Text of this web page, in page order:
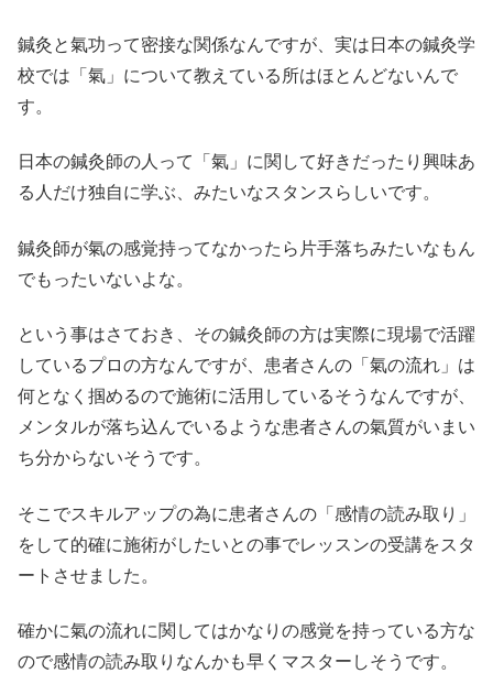
鍼灸と氣功って密接な関係なんですが、実は日本の鍼灸学
校では「氣」について教えている所はほとんどないんで
す。
日本の鍼灸師の人って「氣」に関して好きだったり興味あ
る人だけ独自に学ぶ、みたいなスタンスらしいです。
鍼灸師が氣の感覚持ってなかったら片手落ちみたいなもん
でもったいないよな。
という事はさておき、その鍼灸師の方は実際に現場で活躍
しているプロの方なんですが、患者さんの「氣の流れ」は
何となく掴めるので施術に活用しているそうなんですが、
メンタルが落ち込んでいるような患者さんの氣質がいまい
ち分からないそうです。
そこでスキルアップの為に患者さんの「感情の読み取り」
をして的確に施術がしたいとの事でレッスンの受講をスタ
ートさせました。
確かに氣の流れに関してはかなりの感覚を持っている方な
ので感情の読み取りなんかも早くマスターしそうです。